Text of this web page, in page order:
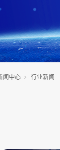
闻中心 行业新闻